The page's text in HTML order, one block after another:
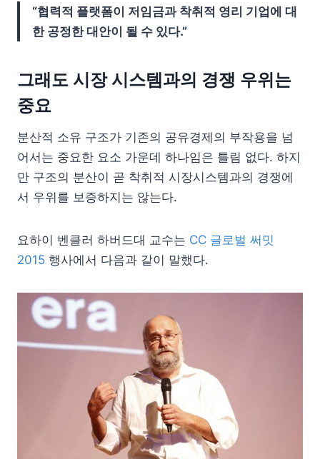
“협력적 플랫폼이 저임금과 착취적 영리 기업에 대
한 공정한 대안이 될 수 있다.”
그래도 시장 시스템과의 경쟁 우위는
중요
분산적 소유 구조가 기존의 공유경제의 부작용을 넘
어서는 중요한 요소 가운데 하나임은 틀림 없다. 하지
만 구조의 분산이 곧 착취적 시장시스템과의 경쟁에
서 우위를 보증하지는 않는다.
요하이 벤클러 하버드대 교수는 CC 글로벌 써밋
2015 행사에서 다음과 같이 말했다.